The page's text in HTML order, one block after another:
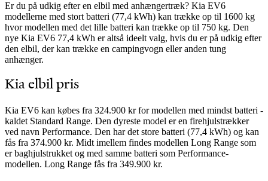
Er du på udkig efter en elbil med anhængertræk? Kia EV6
modellerne med stort batteri (77,4 kWh) kan trække op til 1600 kg
hvor modellen med det lille batteri kan trække op til 750 kg. Den
nye Kia EV6 77,4 kWh er altså ideelt valg, hvis du er på udkig efter
den elbil, der kan trække en campingvogn eller anden tung
anhænger.
Kia elbil pris
Kia EV6 kan købes fra 324.900 kr for modellen med mindst batteri -
kaldet Standard Range. Den dyreste model er en firehjulstrækker
ved navn Performance. Den har det store batteri (77,4 kWh) og kan
fås fra 374.900 kr. Midt imellem findes modellen Long Range som
er baghjulstrukket og med samme batteri som Performance-
modellen. Long Range fås fra 349.900 kr.